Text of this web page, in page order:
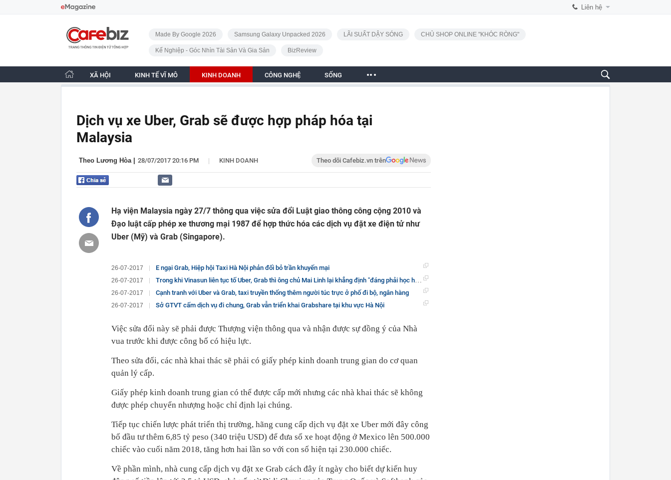
Liên hệ
CafeBiz - Trang chủ
Made By Google 2026 Samsung Galaxy Unpacked 2026 LÃI SUẤT DẬY SÓNG CHỦ SHOP ONLINE "KHÓC RÒNG"
Kế Nghiệp - Góc Nhìn Tài Sản Và Gia Sản BizReview
XÃ HỘI KINH TẾ VĨ MÔ KINH DOANH CÔNG NGHỆ SỐNG
Dịch vụ xe Uber, Grab sẽ được hợp pháp hóa tại
Malaysia
Theo Lương Hòa| 28/07/2017 20:16 PM | KINH DOANH Theo dõi Cafebiz.vn trên
Hạ viện Malaysia​ ngày 27/7 thông qua việc sửa đổi Luật giao thông công cộng 2010 và
Đạo luật cấp phép xe thương mại 1987 để hợp thức hóa các dịch vụ đặt xe điện tử như
Uber (Mỹ) và Grab (Singapore).
26-07-2017 E ngại Grab, Hiệp hội Taxi Hà Nội phản đối bỏ trần khuyến mại
26-07-2017 Trong khi Vinasun liên tục tố Uber, Grab thì ông chủ Mai Linh lại khẳng định "đáng phải học hỏi từ hai mô hình này"
26-07-2017 Cạnh tranh với Uber và Grab, taxi truyền thống thêm người túc trực ở phố đi bộ, ngân hàng
26-07-2017 Sở GTVT cấm dịch vụ đi chung, Grab vẫn triển khai Grabshare tại khu vực Hà Nội
Việc sửa đổi này sẽ phải được Thượng viện thông qua và nhận được sự đồng ý của Nhà
vua trước khi được công bố có hiệu lực.
Theo sửa đổi, các nhà khai thác sẽ phải có giấy phép kinh doanh trung gian do cơ quan
quản lý cấp.
Giấy phép kinh doanh trung gian có thể được cấp mới nhưng các nhà khai thác sẽ không
được phép chuyển nhượng hoặc chỉ định lại chúng.
Tiếp tục chiến lược phát triển thị trường, hãng cung cấp dịch vụ đặt xe Uber mới đây công
bố đầu tư thêm 6,85 tỷ peso (340 triệu USD) để đưa số xe hoạt động ở Mexico lên 500.000
chiếc vào cuối năm 2018, tăng hơn hai lần so với con số hiện tại 230.000 chiếc.
Về phần mình, nhà cung cấp dịch vụ đặt xe Grab cách đây ít ngày cho biết dự kiến huy